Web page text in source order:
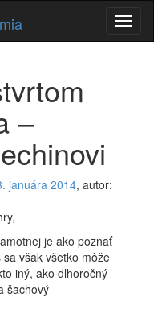
–
januára 2014, autor:
je ako poznať
však všetko môže
iný, ako dlhoročný
šachový